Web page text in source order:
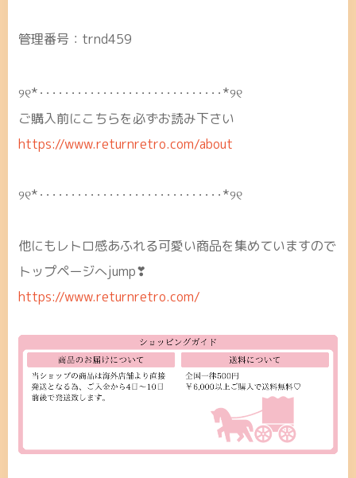
管理番号：trnd459
୨୧*･････････････････････････････*୨୧
ご購入前にこちらを必ずお読み下さい
https://www.returnretro.com/about
୨୧*･････････････････････････････*୨୧
他にもレトロ感あふれる可愛い商品を集めていますので
トップページへjump❣
https://www.returnretro.com/